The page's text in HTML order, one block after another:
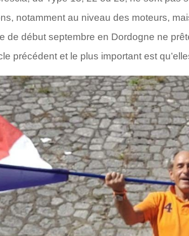
notamment au niveau des moteurs,
de début septembre en Dordogne ne
précédent et le plus important est